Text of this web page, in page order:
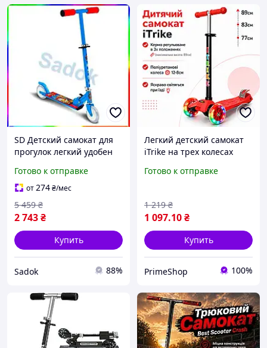
SD Детский самокат для
прогулок легкий удобен
Sadok top Sad-03
Готово к отправке
от274₴/мес
2 743₴
5 459 ₴
Купить
Sadok 88%
Легкий детский самокат
iTrike на трех колесах
девочек от 3 лет с
руля
Готово к отправке
1 097.10₴
1 219 ₴
Купить
PrimeShop 100%